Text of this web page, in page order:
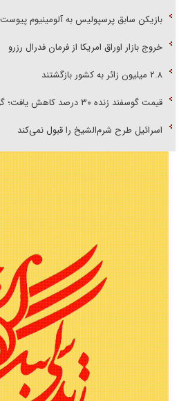
بازیکن سابق پرسپولیس به آلومینیوم پیوست
خروج بازار اوراق امریکا از فرمان فدرال رزرو
۲.۸ میلیون زائر به کشور بازگشتند
قیمت گوسفند زنده ۳۰ درصد کاهش یافت؛ گوشت ارزان نشد
اسرائیل طرح شرم‌الشیخ را قبول نمی‌کند